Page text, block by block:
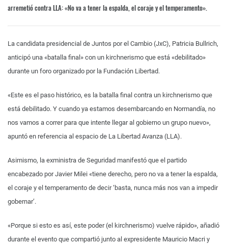
arremetió contra LLA: «No va a tener la espalda, el coraje y el temperamento».
La candidata presidencial de Juntos por el Cambio (JxC), Patricia Bullrich,
anticipó una «batalla final» con un kirchnerismo que está «debilitado»
durante un foro organizado por la Fundación Libertad.
«Este es el paso histórico, es la batalla final contra un kirchnerismo que
está debilitado. Y cuando ya estamos desembarcando en Normandía, no
nos vamos a correr para que intente llegar al gobierno un grupo nuevo»,
apuntó en referencia al espacio de La Libertad Avanza (LLA).
Asimismo, la exministra de Seguridad manifestó que el partido
encabezado por Javier Milei «tiene derecho, pero no va a tener la espalda,
el coraje y el temperamento de decir ‘basta, nunca más nos van a impedir
gobernar’.
«Porque si esto es así, este poder (el kirchnerismo) vuelve rápido», añadió
durante el evento que compartió junto al expresidente Mauricio Macri y